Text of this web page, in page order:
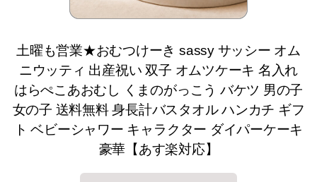
土曜も営業★おむつけーき sassy サッシー オム
ニウッティ 出産祝い 双子 オムツケーキ 名入れ
はらぺこあおむし くまのがっこう バケツ 男の子
女の子 送料無料 身長計バスタオル ハンカチ ギフ
ト ベビーシャワー キャラクター ダイパーケーキ
豪華【あす楽対応】